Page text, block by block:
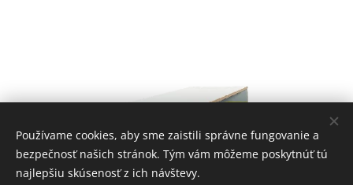
Používame cookies, aby sme zaistili správne fungovanie a
bezpečnosť našich stránok. Tým vám môžeme poskytnúť tú
najlepšiu skúsenosť z ich návštevy.